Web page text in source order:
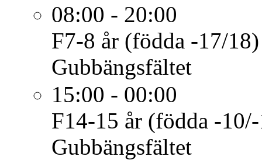
08:00 - 20:00
F7-8 år (födda -17/18)
Gubbängsfältet
15:00 - 00:00
F14-15 år (födda -
Gubbängsfältet